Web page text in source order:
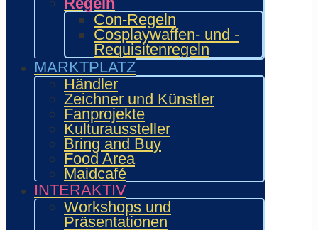
Con-Regeln
Cosplaywaffen- und -
Requisitenregeln
MARKTPLATZ
Händler
Zeichner und Künstler
Fanprojekte
Kulturaussteller
Bring and Buy
Food Area
Maidcafé
INTERAKTIV
Workshops und
Präsentationen